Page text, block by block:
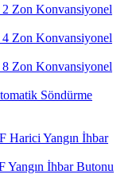
Zon Konvansiyonel
Zon Konvansiyonel
Zon Konvansiyonel
Söndürme
Harici Yangın İhbar
İhbar Butonu